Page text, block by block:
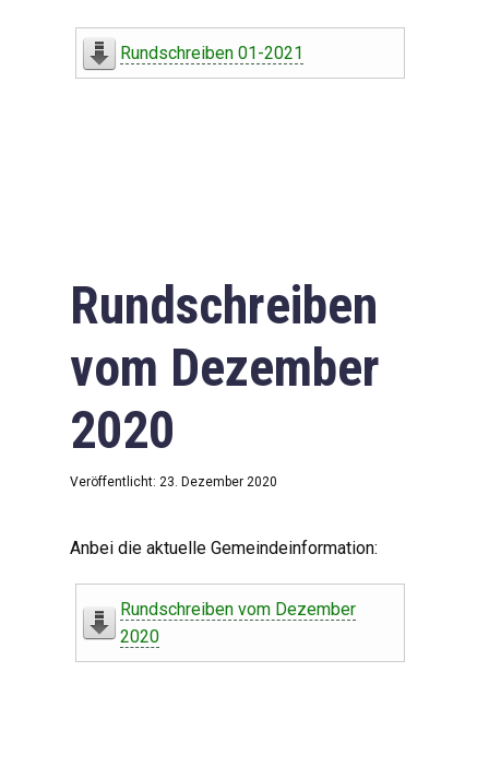
Rundschreiben 01-2021
Rundschreiben
vom Dezember
2020
Veröffentlicht: 23. Dezember 2020
Anbei die aktuelle Gemeindeinformation:
Rundschreiben vom Dezember
2020